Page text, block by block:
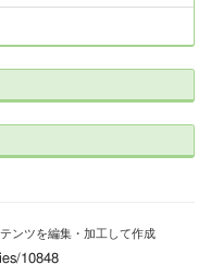
ンツを編集・加工して作成
10848